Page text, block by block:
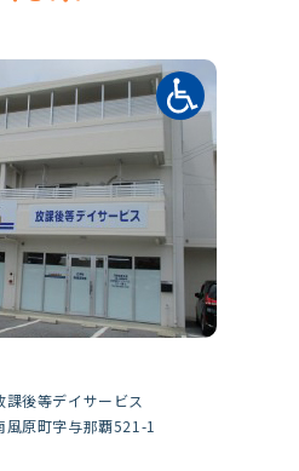
課後等デイサービス
風原町字与那覇521-1